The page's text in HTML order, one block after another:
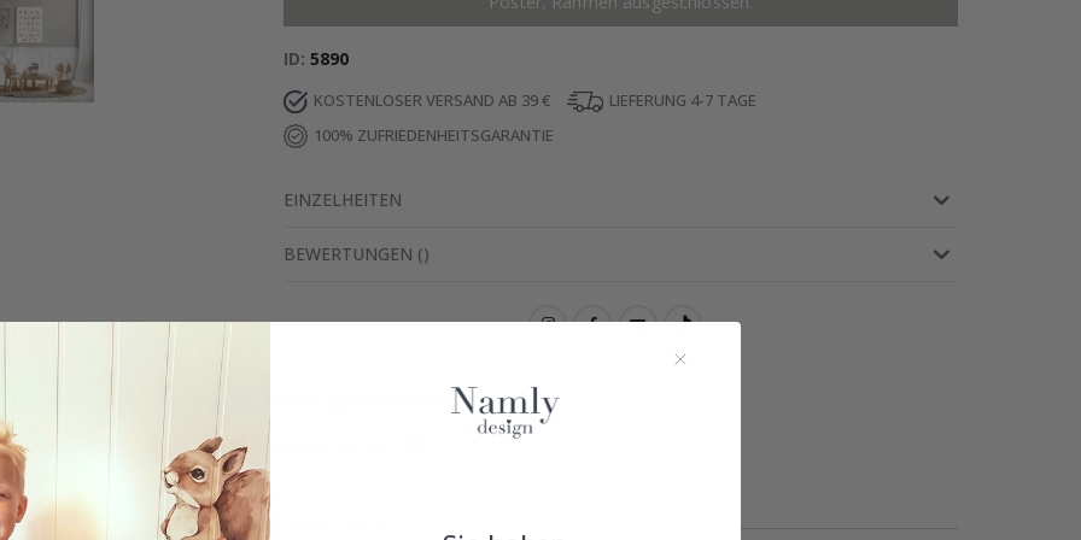
ID 5890
KOSTENLOSER VERSAND AB 39 €
LIEFERUNG 4-7 TAGE
100% ZUFRIEDENHEITSGARANTIE
EINZELHEITEN
BEWERTUNGEN ()
Echte Inspiration von unseren glücklichen Kunden!
Teile dein Bild mit #namly_design
Ähnliche Produkte